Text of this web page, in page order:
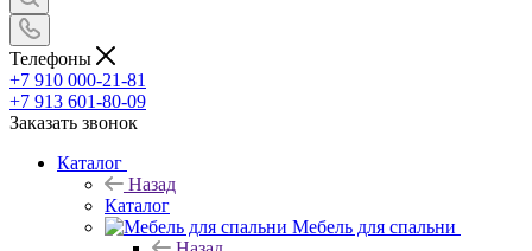
Телефоны
+7 910 000-21-81
+7 913 601-80-09
Заказать звонок
Каталог
Назад
Каталог
Мебель для спальни